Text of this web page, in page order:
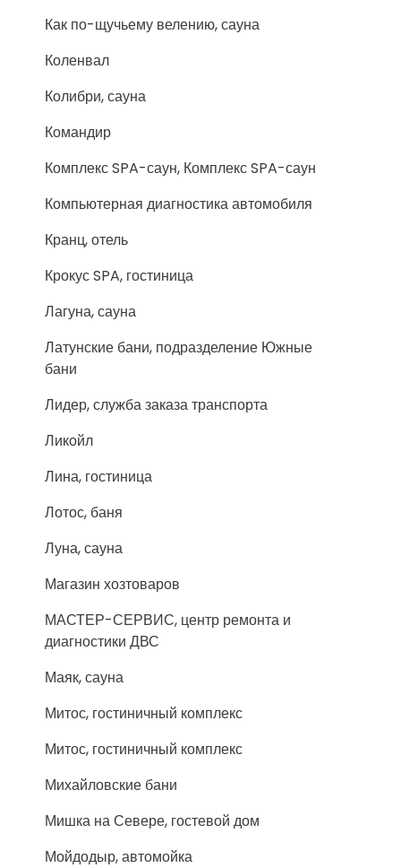
Как по-щучьему велению, сауна
Коленвал
Колибри, сауна
Командир
Комплекс SPA-саун, Комплекс SPA-саун
Компьютерная диагностика автомобиля
Кранц, отель
Крокус SPA, гостиница
Лагуна, сауна
Латунские бани, подразделение Южные
бани
Лидер, служба заказа транспорта
Ликойл
Лина, гостиница
Лотос, баня
Луна, сауна
Магазин хозтоваров
МАСТЕР-СЕРВИС, центр ремонта и
диагностики ДВС
Маяк, сауна
Митос, гостиничный комплекс
Митос, гостиничный комплекс
Михайловские бани
Мишка на Севере, гостевой дом
Мойдодыр, автомойка